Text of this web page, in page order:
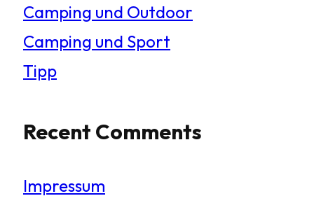
Camping und Outdoor
Camping und Sport
Tipp
Recent Comments
Impressum